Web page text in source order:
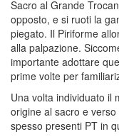
Sacro al Grande
opposto, e si ruoti la
piegato. Il Piriforme
alla palpazione.
importante adottare
prime volte per
Una volta individuato il
origine al sacro e
spesso presenti PT in